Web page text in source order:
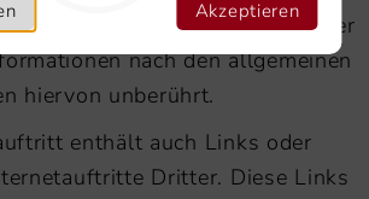
Akzeptieren
Entfernung oder Sperrung der
nach den allgemeinen
hiervon unberührt.
enthält auch Links oder
Dritter. Diese Links